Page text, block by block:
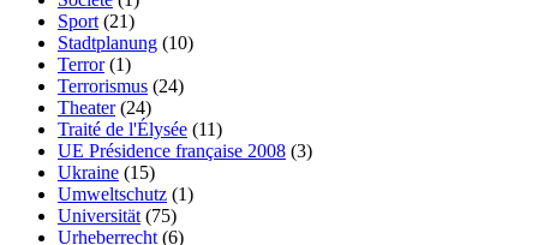
Sport (21)
Stadtplanung (10)
Terror(1)
Terrorismus (24)
Theater(24)
Traité de l'Élysée (11)
UE Présidence française 2008 (3)
Ukraine (15)
Umweltschutz (1)
Universität (75)
Urheberrecht (6)